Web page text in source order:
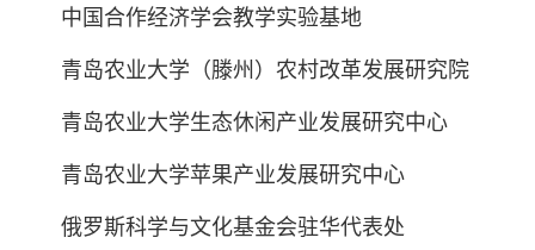
中国合作经济学会教学实验基地
青岛农业大学（滕州）农村改革发展研究院
青岛农业大学生态休闲产业发展研究中心
青岛农业大学苹果产业发展研究中心
俄罗斯科学与文化基金会驻华代表处